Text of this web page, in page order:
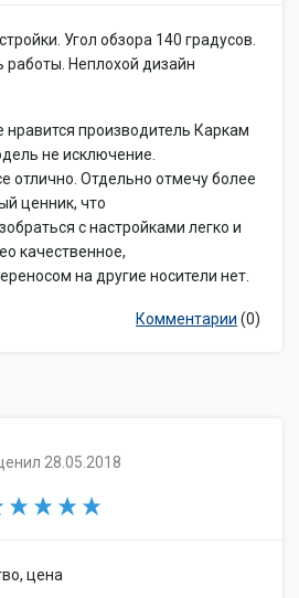
Угол обзора 140 градусов.
работы. Неплохой дизайн
производитель Каркам
не исключение.
отлично. Отдельно отмечу более
ценник, что
с настройками легко и
качественное,
на другие носители нет.
Комментарии (0)
28.05.2018
цена